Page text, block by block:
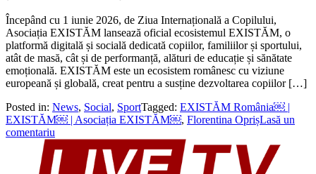
Începând cu 1 iunie 2026, de Ziua Internațională a Copilului,
Asociația EXISTĂM lansează oficial ecosistemul EXISTĂM, o
platformă digitală și socială dedicată copiilor, familiilor și sportului,
atât de masă, cât și de performanță, alături de educație și sănătate
emoțională. EXISTĂM este un ecosistem românesc cu viziune
europeană și globală, creat pentru a susține dezvoltarea copiilor […]
Posted in: News, Social, SportTagged: EXISTĂM România￼ |
EXISTĂM￼ | Asociația EXISTĂM￼, Florentina OprișLasă un
comentariu